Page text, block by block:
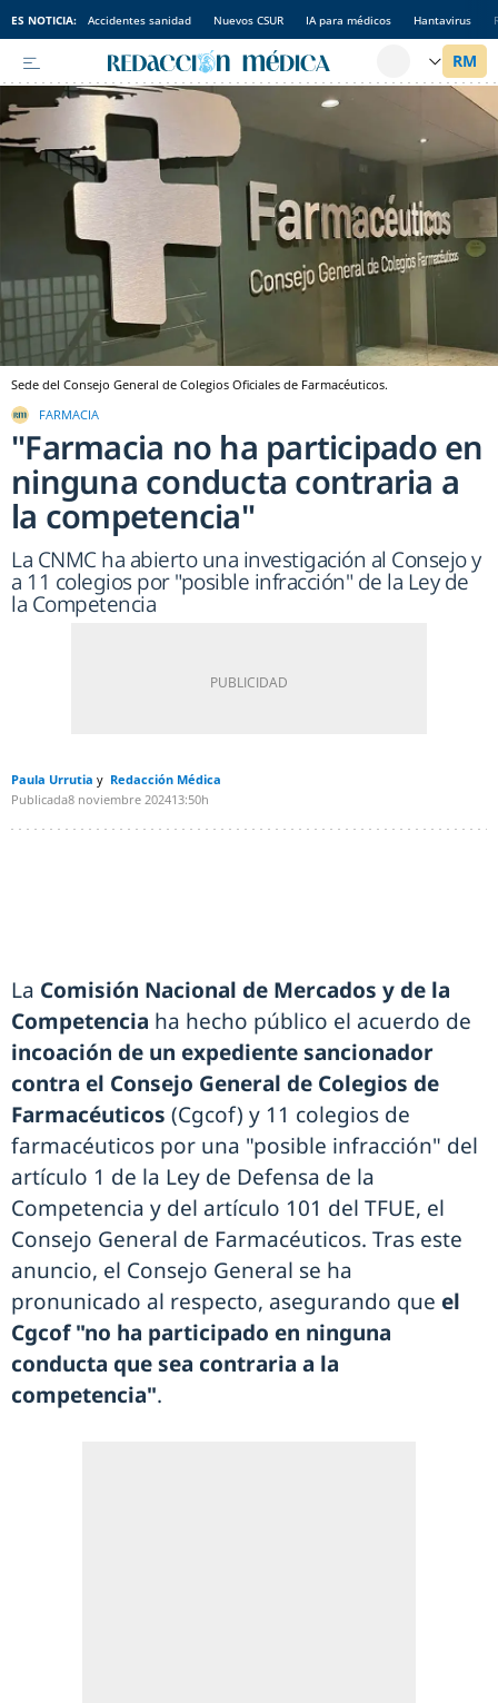
ES NOTICIA: Accidentes sanidad Nuevos CSUR IA para médicos Hantavirus
Sede del Consejo General de Colegios Oficiales de Farmacéuticos.
FARMACIA
"Farmacia no ha participado en
ninguna conducta contraria a
la competencia"
La CNMC ha abierto una investigación al Consejo y
a 11 colegios por "posible infracción" de la Ley de
la Competencia
Paula Urrutia
Redacción Médica
Publicada8 noviembre 202413:50h
La Comisión Nacional de Mercados y de la
Competencia ha hecho público el acuerdo de
incoación de un expediente sancionador
contra el Consejo General de Colegios de
Farmacéuticos (Cgcof) y 11 colegios de
farmacéuticos por una "posible infracción" del
artículo 1 de la Ley de Defensa de la
Competencia y del artículo 101 del TFUE, el
Consejo General de Farmacéuticos. Tras este
anuncio, el Consejo General se ha
pronunicado al respecto, asegurando que el
Cgcof "no ha participado en ninguna
conducta que sea contraria a la
competencia".